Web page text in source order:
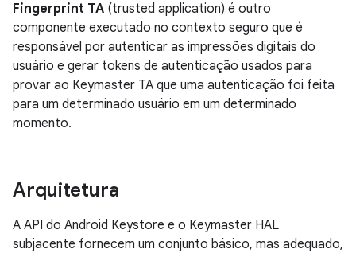
Fingerprint TA (trusted application) é outro
componente executado no contexto seguro que é
responsável por autenticar as impressões digitais do
usuário e gerar tokens de autenticação usados ​​para
provar ao Keymaster TA que uma autenticação foi feita
para um determinado usuário em um determinado
momento.
Arquitetura
A API do Android Keystore e o Keymaster HAL
subjacente fornecem um conjunto básico, mas adequado,